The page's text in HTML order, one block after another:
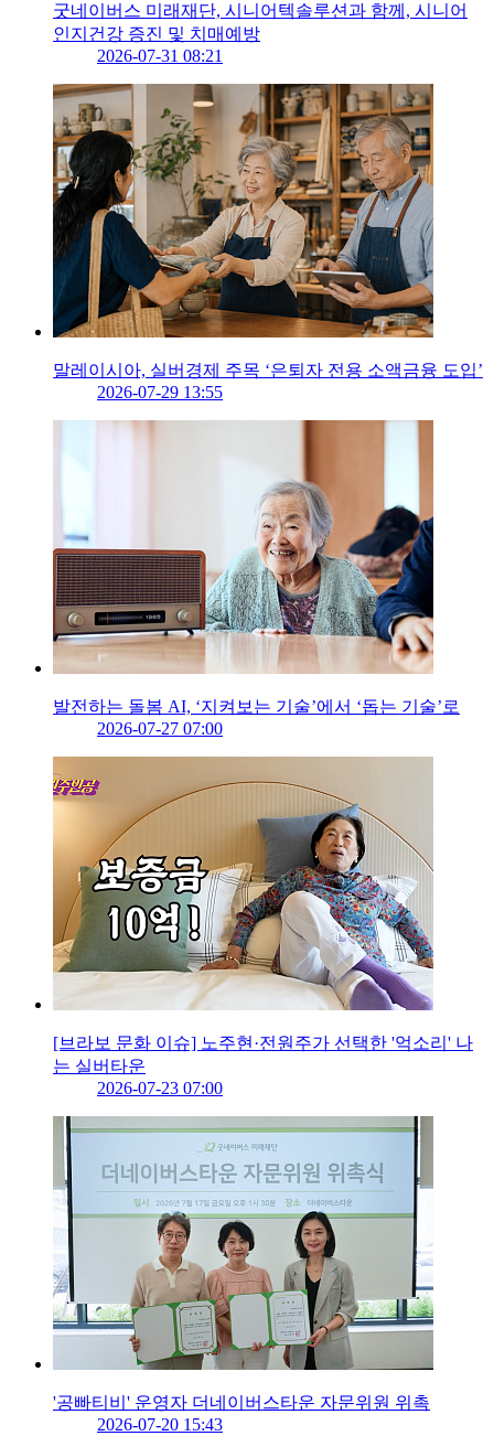
굿네이버스 미래재단, 시니어텍솔루션과 함께, 시니어
인지건강 증진 및 치매예방
2026-07-31 08:21
말레이시아, 실버경제 주목 ‘은퇴자 전용 소액금융 도입’
2026-07-29 13:55
발전하는 돌봄 AI, ‘지켜보는 기술’에서 ‘돕는 기술’로
2026-07-27 07:00
[브라보 문화 이슈] 노주현·전원주가 선택한 '억소리' 나
는 실버타운
2026-07-23 07:00
'공빠티비' 운영자 더네이버스타운 자문위원 위촉
2026-07-20 15:43